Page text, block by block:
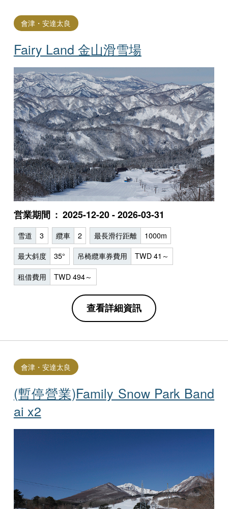
Fairy Land 金山滑雪場
會津・安達太良
営業期間 2025-12-20 - 2026-03-31
雪道 3 纜車 2 最長滑行距離 1000m
最大斜度 35° 吊椅纜車券費用 TWD 41～
租借費用 TWD 494～
查看詳細資訊
(暫停營業)Family Snow Park Ba​​nd
ai x2
會津・安達太良